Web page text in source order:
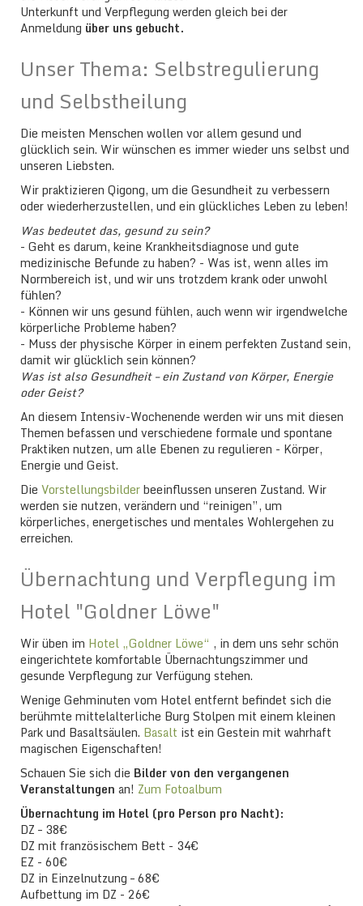
Unterkunft und Verpflegung werden gleich bei der
Anmeldung über uns gebucht.
Unser Thema: Selbstregulierung
und Selbstheilung
Die meisten Menschen wollen vor allem gesund und
glücklich sein. Wir wünschen es immer wieder uns selbst und
unseren Liebsten.
Wir praktizieren Qigong, um die Gesundheit zu verbessern
oder wiederherzustellen, und ein glückliches Leben zu leben!
Was bedeutet das, gesund zu sein?
- Geht es darum, keine Krankheitsdiagnose und gute
medizinische Befunde zu haben? - Was ist, wenn alles im
Normbereich ist, und wir uns trotzdem krank oder unwohl
fühlen?
- Können wir uns gesund fühlen, auch wenn wir irgendwelche
körperliche Probleme haben?
- Muss der physische Körper in einem perfekten Zustand sein,
damit wir glücklich sein können?
Was ist also Gesundheit – ein Zustand von Körper, Energie
oder Geist?
An diesem Intensiv-Wochenende werden wir uns mit diesen
Themen befassen und verschiedene formale und spontane
Praktiken nutzen, um alle Ebenen zu regulieren - Körper,
Energie und Geist.
Die Vorstellungsbilderbeeinflussen unseren Zustand. Wir
werden sie nutzen, verändern und “reinigen”, um
körperliches, energetisches und mentales Wohlergehen zu
erreichen.
Übernachtung und Verpflegung im
Hotel "Goldner Löwe"
Wir üben im Hotel „Goldner Löwe“ , in dem uns sehr schön
eingerichtete komfortable Übernachtungszimmer und
gesunde Verpflegung zur Verfügung stehen.
Wenige Gehminuten vom Hotel entfernt befindet sich die
berühmte mittelalterliche Burg Stolpen mit einem kleinen
Park und Basaltsäulen. Basalt ist ein Gestein mit wahrhaft
magischen Eigenschaften!
Schauen Sie sich die Bilder von den vergangenen
Veranstaltungen an! Zum Fotoalbum
Übernachtung im Hotel (pro Person pro Nacht):
DZ – 38€
DZ mit französischem Bett - 34€
EZ - 60€
DZ in Einzelnutzung – 68€
Aufbettung im DZ - 26€